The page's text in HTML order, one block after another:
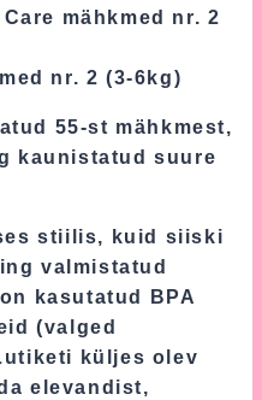
mähkmed nr. 2
nr. 2 (3-6kg)
55-st mähkmest,
kaunistatud suure
stiilis, kuid siiski
valmistatud
kasutatud BPA
(valged
küljes olev
elevandist,